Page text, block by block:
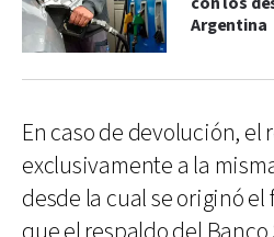
Argentina
En caso de devolución, el
exclusivamente a la
desde la cual se originó el